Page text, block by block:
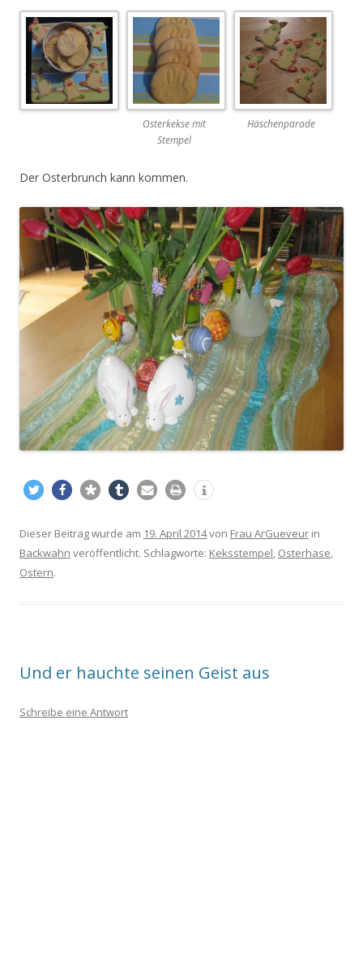
Osterkekse mit
Stempel
Häschenparade
Der Osterbrunch kann kommen.
Dieser Beitrag wurde am 19. April 2014von Frau ArGueveur in
Backwahn veröffentlicht. Schlagworte: Keksstempel, Osterhase,
Ostern.
Und er hauchte seinen Geist aus
Schreibe eine Antwort